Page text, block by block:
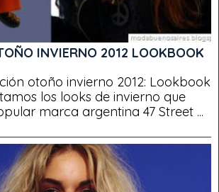
INVIERNO 2012 LOOKBOOK
otoño invierno 2012: Lookbook
los looks de invierno que
marca argentina 47 Street ...